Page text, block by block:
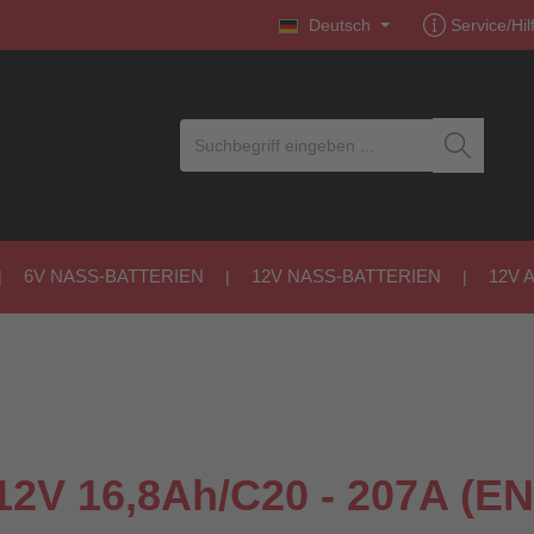
Deutsch Service/
6V NASS-BATTERIEN 12V NASS-BATTERIEN 12V
16,8Ah/C20 - 207A